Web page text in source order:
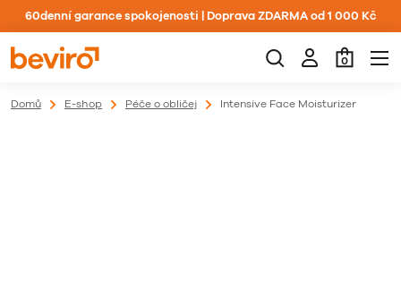
60denní garance spokojenosti | Doprava ZDARMA od 1 000 Kč
0
Domů E-shop Péče o obličej Intensive Face Moisturizer